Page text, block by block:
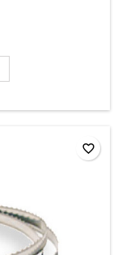
favorite_border